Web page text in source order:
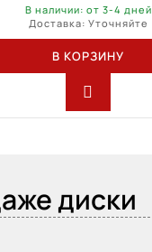
В наличии: от 3-4 дней
Доставка: Уточняйте
В КОРЗИНУ
диски